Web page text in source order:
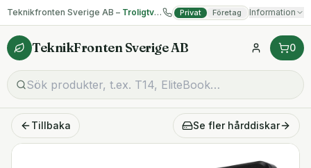
Teknikfronten Sverige AB – Troligtvis billigast på begagnad IT! Privat Företag Information
TeknikFronten Sverige AB 0
Tillbaka Se fler hårddiskar